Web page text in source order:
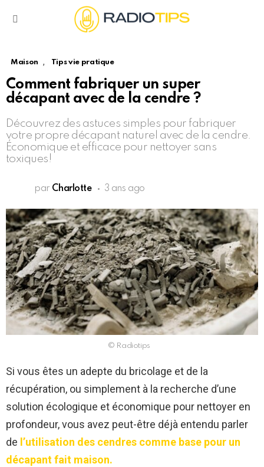
Maison , Tips vie pratique
Comment fabriquer un super
décapant avec de la cendre ?
Découvrez des astuces simples pour fabriquer
votre propre décapant naturel avec de la cendre.
Économique et efficace pour nettoyer sans
toxiques!
par Charlotte 3 ans ago
© Radiotips
Si vous êtes un adepte du bricolage et de la
récupération, ou simplement à la recherche d’une
solution écologique et économique pour nettoyer en
profondeur, vous avez peut-être déjà entendu parler
de l’utilisation des cendres comme base pour un
décapant fait maison.